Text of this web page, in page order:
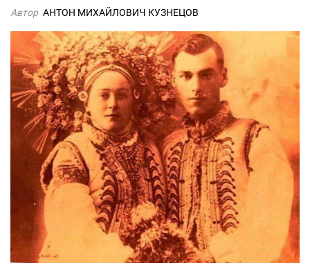
Автор АНТОН МИХАЙЛОВИЧ КУЗНЕЦОВ